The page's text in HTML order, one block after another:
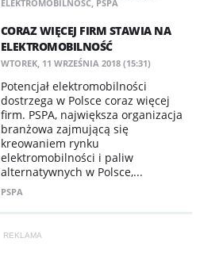
ELEKTROMOBILNOŚĆ, PSPA
CORAZ WIĘCEJ FIRM STAWIA NA
ELEKTROMOBILNOŚĆ
WTOREK, 11 WRZEŚNIA 2018 (15:31)
Potencjał elektromobilności
dostrzega w Polsce coraz więcej
firm. PSPA, największa organizacja
branżowa zajmującą się
kreowaniem rynku
elektromobilności i paliw
alternatywnych w Polsce,...
PSPA
REKLAMA